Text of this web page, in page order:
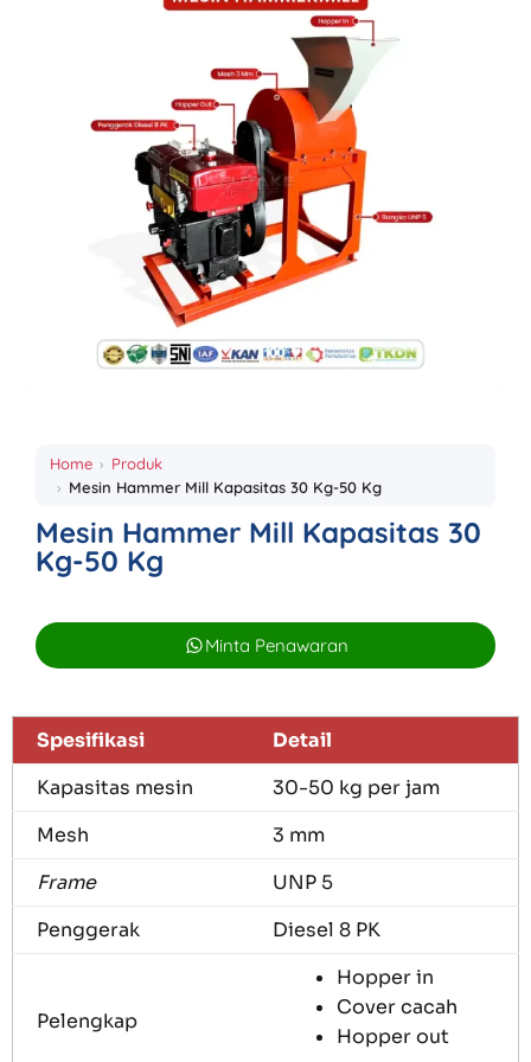
Home
Produk
Mesin Hammer Mill Kapasitas 30 Kg-50 Kg
Mesin Hammer Mill Kapasitas 30
Kg-50 Kg
Minta Penawaran
Spesifikasi
Detail
Kapasitas mesin
30-50 kg per jam
Mesh
3 mm
Frame
UNP 5
Penggerak
Diesel 8 PK
Pelengkap
Hopper in
Cover cacah
Hopper out